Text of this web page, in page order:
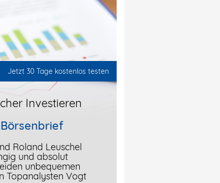
Jetzt 30 Tage kostenlos testen
Investieren
Roland Leuschel
und absolut
unbequemen
Topanalysten Vogt